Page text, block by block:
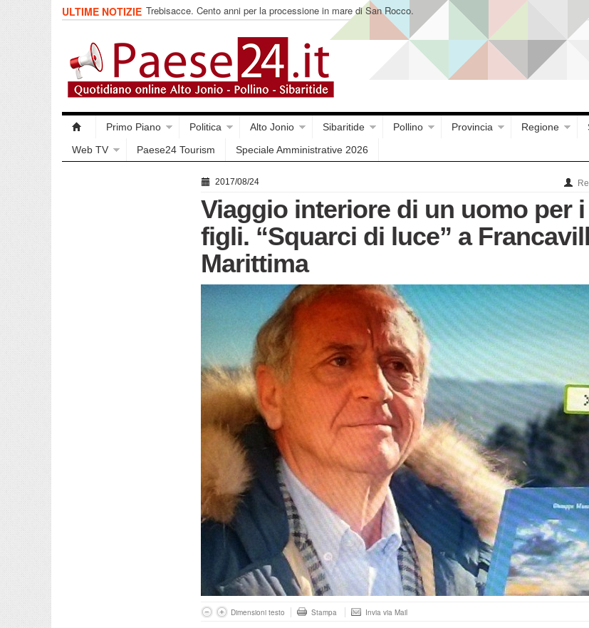
ULTIME NOTIZIE Trebisacce. Cento anni per la processione in mare di San Rocco.
Arriva la reliquia
Primo Piano Politica Alto Jonio Sibaritide Pollino Provincia Regione
Web TV
Paese24 Tourism Speciale Amministrative 2026
2017/08/24
Viaggio interiore di un uomo per
figli. “Squarci di luce” a
Marittima
Dimensioni testo Stampa Invia via Mail